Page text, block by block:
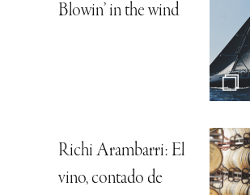
Blowin’ in the wind
Richi Arambarri: El
vino, contado de